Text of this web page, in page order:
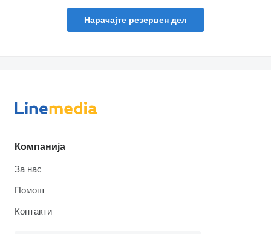
Нарачајте резервен дел
Компанија
За нас
Помош
Контакти